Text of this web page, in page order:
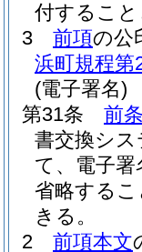
付するこ
3
前項の公
浜町規程第
(電子署名)
第31条
前
書交換シ
て、電子
省略する
きる。
2
前項本文